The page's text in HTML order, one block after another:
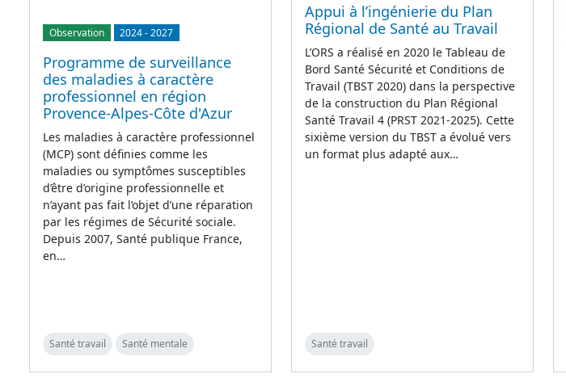
Observation 2024-2027
Programme de surveillance
des maladies à caractère
professionnel en région
Provence-Alpes-Côte d'Azur
Les maladies à caractère professionnel
(MCP) sont définies comme les
maladies ou symptômes susceptibles
d’être d’origine professionnelle et
n’ayant pas fait l’objet d’une réparation
par les régimes de Sécurité sociale.
Depuis 2007, Santé publique France,
en…
Santé travail Santé mentale
Appui à l’ingénierie du Plan
Régional de Santé au Travail
L’ORS a réalisé en 2020 le Tableau de
Bord Santé Sécurité et Conditions de
Travail (TBST 2020) dans la perspective
de la construction du Plan Régional
Santé Travail 4 (PRST 2021-2025). Cette
sixième version du TBST a évolué vers
un format plus adapté aux…
Santé travail